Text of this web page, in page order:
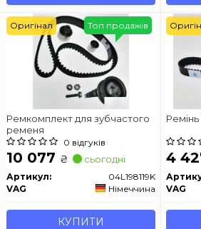
Ремкомплект для зубчастого
ременя
0 відгуків
10 077 ₴ сьогодні
Артикул:
04L198119K
VAG
Німеччина
КУПИТИ
Топ продажів
Оригінал
4
VAG